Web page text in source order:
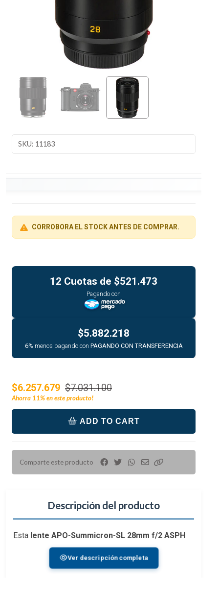
SKU: 11183
CORROBORA EL STOCK ANTES DE COMPRAR.
12 Cuotas de $521.473
Pagando con
$5.882.218
6% menos pagando con PAGANDO CON TRANSFERENCIA
$6.257.679 $7.031.100
Ahorra 11%en este producto!
ADD TO CART
Comparte este producto
Descripción del producto
Esta lente APO-Summicron-SL 28mm f/2 ASPH
es un versátil primo gran angular diseñado
para cámaras sin espejo de montaje en L de
fotograma completo. La brillante apertura f/2 logra
Ver descripción completa